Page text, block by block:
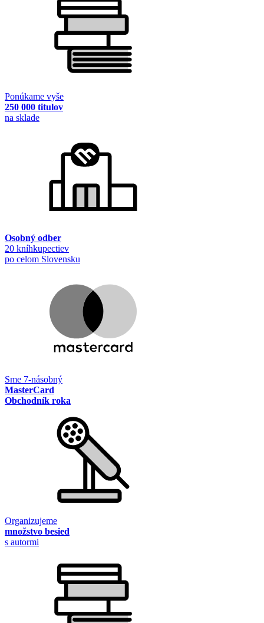
Ponúkame vyše
250 000 titulov
na sklade
Osobný odber
20 kníhkupectiev
po celom Slovensku
Sme 7-násobný
MasterCard
Obchodník roka
Organizujeme
množstvo besied
s autormi